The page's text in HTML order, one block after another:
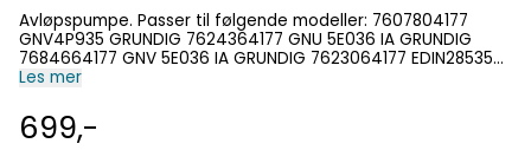
Avløpspumpe. Passer til følgende modeller: 7607804177
GNV4P935 GRUNDIG 7624364177 GNU 5E036 IA GRUNDIG
7684664177 GNV 5E036 IA GRUNDIG 7623064177 EDIN28535
BEKO 7624264171 GHV 4P938 GRUNDIG 7625864177 GNV
EDDN28535DX BEKO 7608004177 GNU4P835 GRUNDIG
7625064177 EDDN28535W BEKO 7624164177 GNU 5E036 IAX
Les mer
699,-